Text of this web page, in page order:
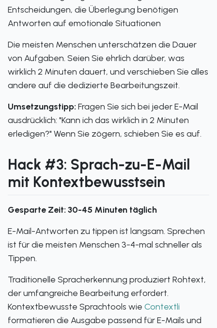
Entscheidungen, die Überlegung benötigen
Antworten auf emotionale Situationen
Die meisten Menschen unterschätzen die Dauer
von Aufgaben. Seien Sie ehrlich darüber, was
wirklich 2 Minuten dauert, und verschieben Sie alles
andere auf die dedizierte Bearbeitungszeit.
Umsetzungstipp: Fragen Sie sich bei jeder E-Mail
ausdrücklich: "Kann ich das wirklich in 2 Minuten
erledigen?" Wenn Sie zögern, schieben Sie es auf.
Hack #3: Sprach-zu-E-Mail
mit Kontextbewusstsein
Gesparte Zeit: 30-45 Minuten täglich
E-Mail-Antworten zu tippen ist langsam. Sprechen
ist für die meisten Menschen 3-4-mal schneller als
Tippen.
Traditionelle Spracherkennung produziert Rohtext,
der umfangreiche Bearbeitung erfordert.
Kontextbewusste Sprachtools wie Contextli
formatieren die Ausgabe passend für E-Mails und